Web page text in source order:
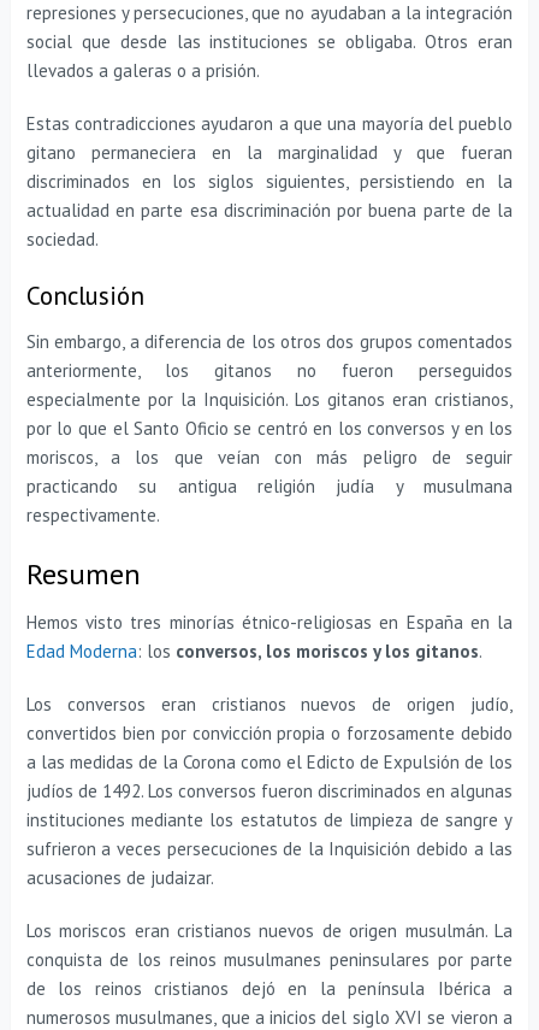
represiones y persecuciones, que no ayudaban a la integración
social que desde las instituciones se obligaba. Otros eran
llevados a galeras o a prisión.
Estas contradicciones ayudaron a que una mayoría del pueblo
gitano permaneciera en la marginalidad y que fueran
discriminados en los siglos siguientes, persistiendo en la
actualidad en parte esa discriminación por buena parte de la
sociedad.
Conclusión
Sin embargo, a diferencia de los otros dos grupos comentados
anteriormente, los gitanos no fueron perseguidos
especialmente por la Inquisición. Los gitanos eran cristianos,
por lo que el Santo Oficio se centró en los conversos y en los
moriscos, a los que veían con más peligro de seguir
practicando su antigua religión judía y musulmana
respectivamente.
Resumen
Hemos visto tres minorías étnico-religiosas en España en la
Edad Moderna: los conversos, los moriscos y los gitanos.
Los conversos eran cristianos nuevos de origen judío,
convertidos bien por convicción propia o forzosamente debido
a las medidas de la Corona como el Edicto de Expulsión de los
judíos de 1492. Los conversos fueron discriminados en algunas
instituciones mediante los estatutos de limpieza de sangre y
sufrieron a veces persecuciones de la Inquisición debido a las
acusaciones de judaizar.
Los moriscos eran cristianos nuevos de origen musulmán. La
conquista de los reinos musulmanes peninsulares por parte
de los reinos cristianos dejó en la península Ibérica a
numerosos musulmanes, que a inicios del siglo XVI se vieron a